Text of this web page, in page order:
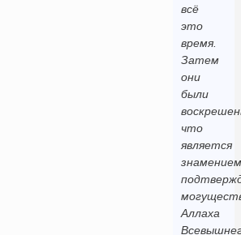
всё
это
время.
Затем
они
были
что
является
Аллаха